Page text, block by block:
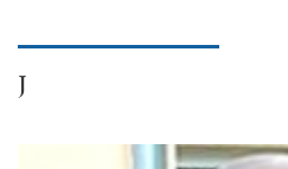
J